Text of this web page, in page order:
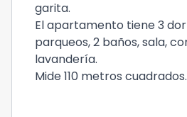
garita.
El apartamento tiene 3
parqueos, 2 baños, sala,
lavandería.
Mide 110 metros cuadrados.